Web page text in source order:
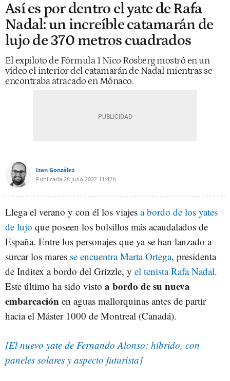
Así es por dentro el yate de Rafa
Nadal: un increíble catamarán de
lujo de 370 metros cuadrados
El expiloto de Fórmula 1 Nico Rosberg mostró en un
vídeo el interior del catamarán de Nadal mientras se
encontraba atracado en Mónaco.
Izan González
Publicada 28 julio 2022 11:42h
Llega el verano y con él los viajes a bordo de los yates
de lujo que poseen los bolsillos más acaudalados de
España. Entre los personajes que ya se han lanzado a
surcar los mares se encuentra Marta Ortega, presidenta
de Inditex a bordo del Grizzle, y el tenista Rafa Nadal.
Este último ha sido visto a bordo de su nueva
embarcación en aguas mallorquinas antes de partir
hacia el Máster 1000 de Montreal (Canadá).
[El nuevo yate de Fernando Alonso: híbrido, con
paneles solares y aspecto futurista]